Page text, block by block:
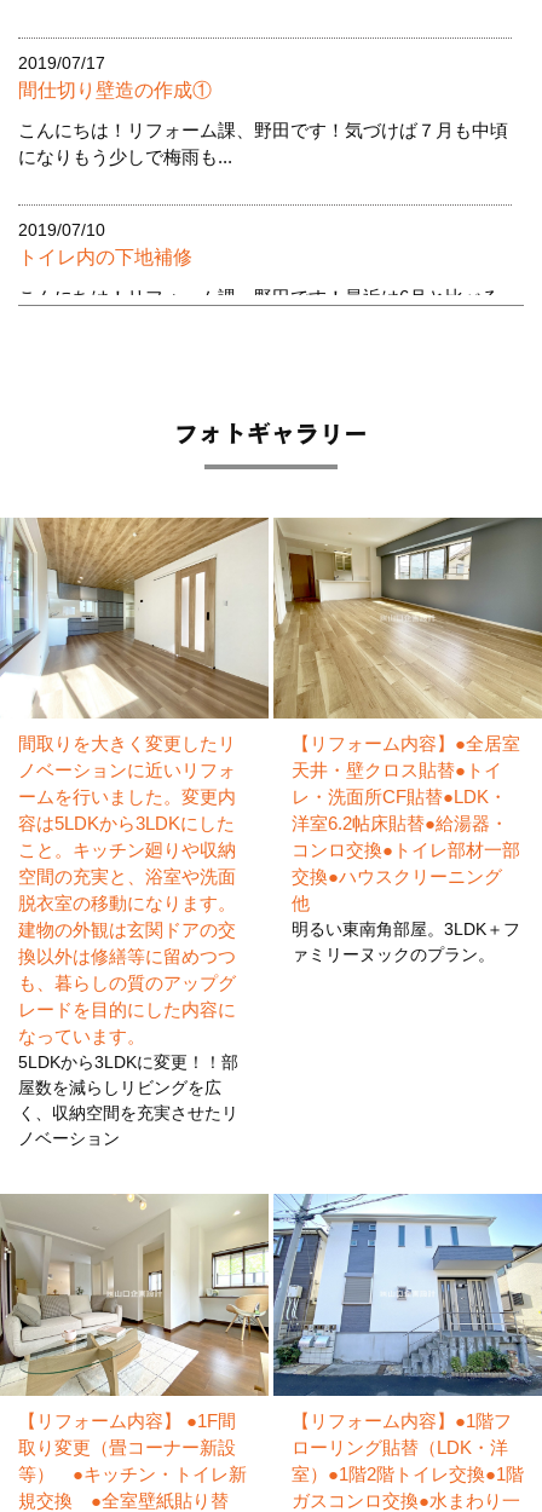
2019/07/17
間仕切り壁造の作成①
こんにちは！リフォーム課、野田です！気づけば７月も中頃
になりもう少しで梅雨も...
2019/07/10
トイレ内の下地補修
こんにちは！リフォーム課、野田です！最近は6月と比べる
こんにちは！リフォーム課、野田です！最近では日中の気温
2019/06/26
和室の床工事
こんにちは！リフォーム課、野田です！！先日、木造戸建て
のお住まいで畳をフロー...
2019/06/18
トイレのリフォーム
こんにちは！リフォーム課、野田です！先日トイレの簡単な
リフォーム工事をさせて...
2019/06/12
トイレの補修
こんにちは！リフォーム課、野田です！気づけばもう６月と
先日早くも梅雨入りの発...
2019/06/04
ジプトーン施工
こんにちは！リフォーム課、野田です！最近では日中の最高
2019/05/28
中野店でガラスフィルム施工
こんにちは！リフォーム課、野田です！先日、中野店の一部
改装に伴い１Ｆ事務所に...
2019/05/21
ポストの部品交換
こんにちは！リフォーム課、野田です！先日集合ポストのダ
イヤルが見えづらいとい...
フォトギャラリー
間取りを大きく変更したリ
ノベーションに近いリフォ
ームを行いました。変更内
容は5LDKから3LDKにした
こと。キッチン廻りや収納
空間の充実と、浴室や洗面
脱衣室の移動になります。
建物の外観は玄関ドアの交
換以外は修繕等に留めつつ
も、暮らしの質のアップグ
レードを目的にした内容に
なっています。
5LDKから3LDKに変更！！部
屋数を減らしリビングを広
く、収納空間を充実させたリ
ノベーション
【リフォーム内容】●全居室
天井・壁クロス貼替●トイ
レ・洗面所CF貼替●LDK・
洋室6.2帖床貼替●給湯器・
コンロ交換●トイレ部材一部
交換●ハウスクリーニング
他
明るい東南角部屋。3LDK＋フ
ァミリーヌックのプラン。
【リフォーム内容】 ●1F間
取り変更（畳コーナー新設
等） ●キッチン・トイレ新
規交換 ●全室壁紙貼り替
【リフォーム内容】●1階フ
ローリング貼替（LDK・洋
室）●1階2階トイレ交換●1階
ガスコンロ交換●水まわり一